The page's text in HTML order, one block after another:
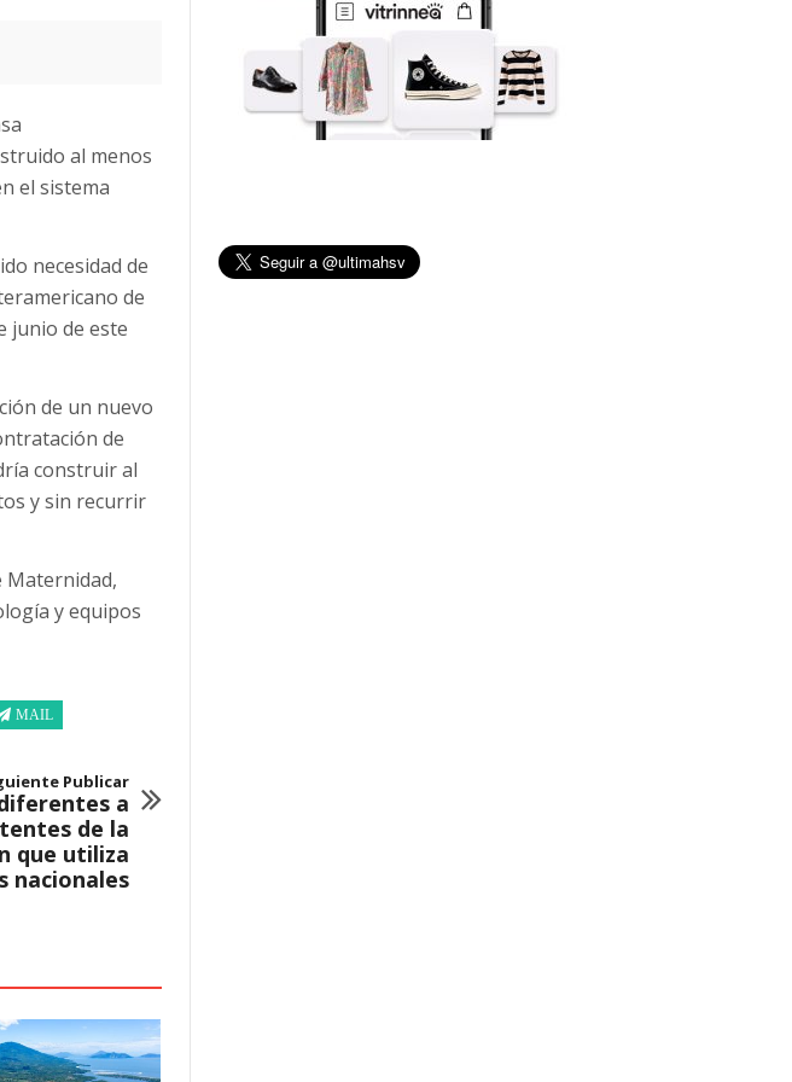
al menos
el sistema
necesidad de
de
junio de este
de un nuevo
de
construir al
y sin recurrir
Maternidad,
y equipos
MAIL
Publicar
a
de la
que utiliza
nacionales